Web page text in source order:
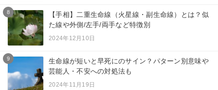
8
【手相】二重生命線（火星線・副生命線）とは？似
た線や外側/左手/両手など特徴別
2024年12月10日
9
生命線が短いと早死にのサイン？パターン別意味や
芸能人・不安への対処法も
2024年11月19日